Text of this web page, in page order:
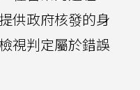
供政府核發的身
視判定屬於錯誤